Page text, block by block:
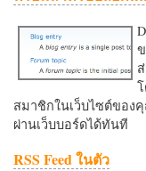
สมาชิกในเว็บไซต์ของ
ผ่านเว็บบอร์ดได้ทันที
RSS Feed ในตัว